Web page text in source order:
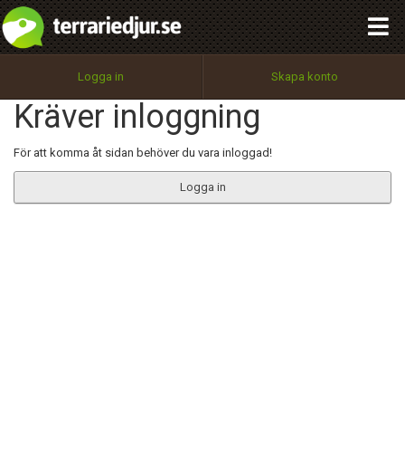
Logga in Skapa konto
Kräver inloggning
För att komma åt sidan behöver du vara inloggad!
Logga in
Utför
100%
OK
integritetspolicy
Namn:
Epost:
Begär nytt lösenord
Tillbaka till förstasidan